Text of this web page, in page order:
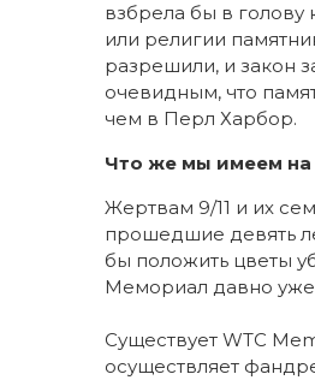
взбрела бы в
или религии
разрешили, и закон
очевидным, что
чем в Перл Харбор.
Что же мы имеем на
Жертвам 9/11 и их
прошедшие девять
бы положить цветы
Мемориал давно
Существует WTC
осуществляет